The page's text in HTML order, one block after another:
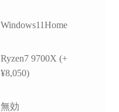
Windows11Home
Ryzen7 9700X (+
¥8,050)
無効